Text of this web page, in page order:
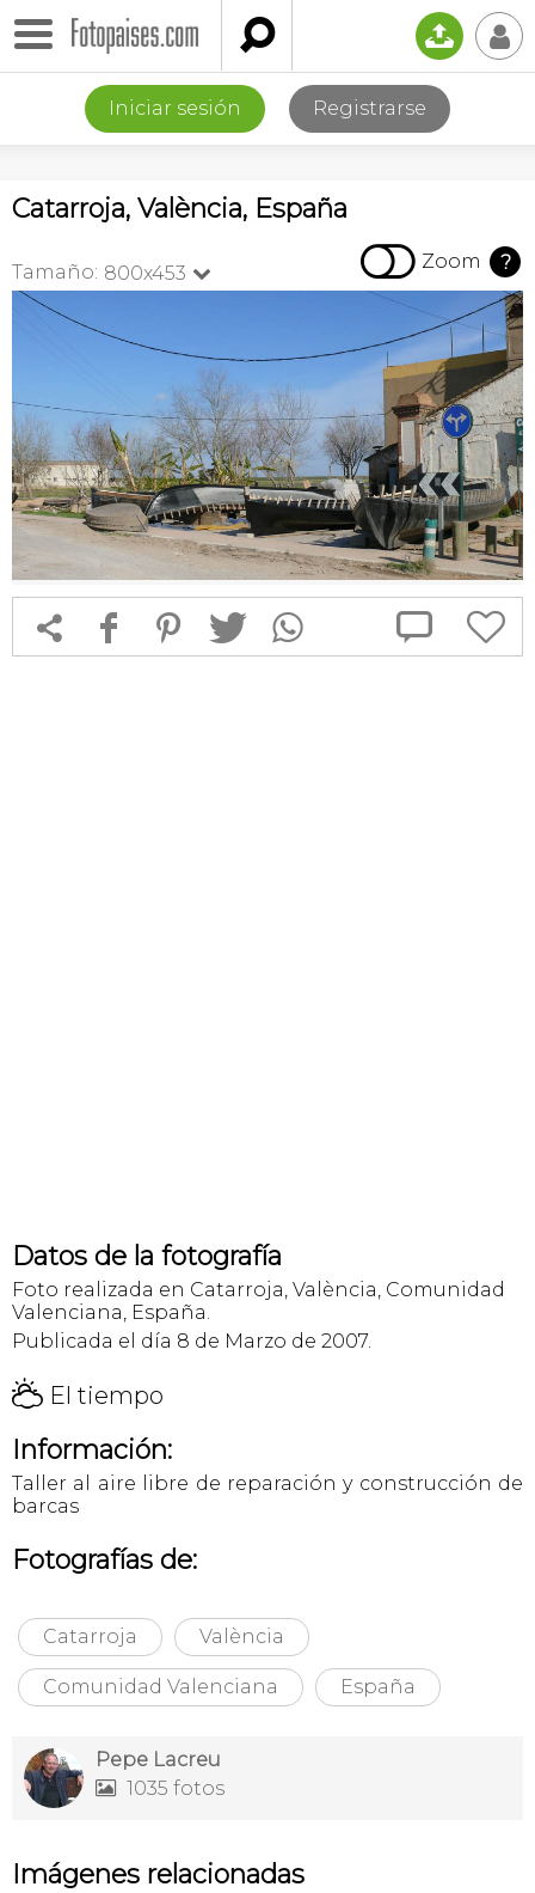
 📤 👤
Iniciar sesión Registrarse
Catarroja, València, España
Tamaño: 800x453   Zoom ?
 f 1 T  
Datos de la fotografía
Foto realizada en Catarroja, València, Comunidad
Valenciana, España.
Publicada el día 8 de Marzo de 2007.
H El tiempo
Información:
Taller al aire libre de reparación y construcción de
barcas
Fotografías de:
Catarroja València
Comunidad Valenciana España
Pepe Lacreu
 1035 fotos
Imágenes relacionadas